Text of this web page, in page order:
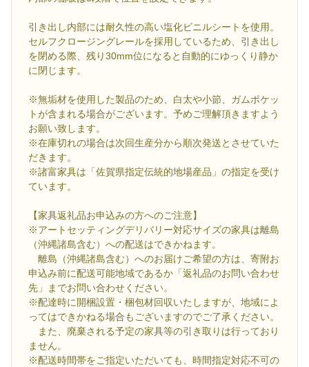
引き出し内部には耐久性の高い塩化ビニルシートを使用。
セルフクロージングレールを採用しているため、引き出し
を閉める際、残り30mm位になると自動的にゆっくり静か
に閉じます。
※無垢材を使用した製品のため、白太や小節、ガムポケッ
トが含まれる場合がございます。予めご理解頂きますよう
お願い致します。
※在庫切れの場合は次回生産分から順次発送とさせていた
だきます。
※諸富家具は「佐賀県指定伝統的地場産品」の指定を受け
ています。
【家具返礼品お申込みの方へのご注意】
※アートセッティングデリバリー対応サイズの家具は離島
（沖縄諸島含む）への配送はできかねます。
離島（沖縄諸島含む）へのお届けご希望の方は、寄附お
申込み前に配送可能地域であるか「返礼品のお問い合わせ
先」までお問い合わせください。
※配達時に開梱設置・梱包材回収いたしますが、地域によ
ってはできかねる場合もございますのでご了承ください。
また、廃棄される予定の家具等の引き取りは行っており
ません。
※配送時間帯をご指定いただいても、時間指定対応不可の